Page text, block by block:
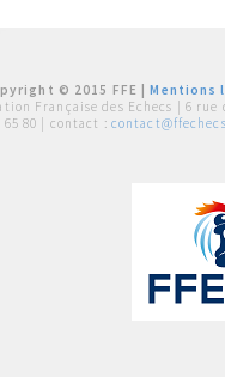
© 2015 FFE |Mentions
Française des Echecs | 6 rue
65 80 | contact :